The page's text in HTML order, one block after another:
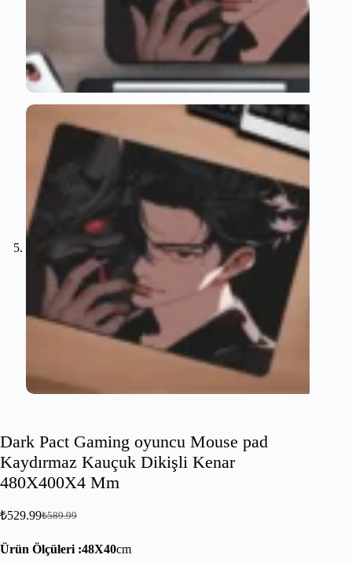
Dark Pact Gaming oyuncu Mouse pad
Kaydırmaz Kauçuk Dikişli Kenar
480X400X4 Mm
₺589.99
₺529.99
Ürün Ölçüleri :48X40cm